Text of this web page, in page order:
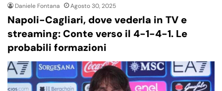
Daniele Fontana Agosto 30, 2025
Napoli-Cagliari, dove vederla in TV e
streaming: Conte verso il 4-1-4-1. Le
probabili formazioni